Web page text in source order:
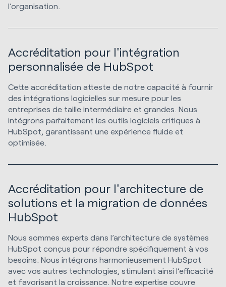
l’organisation.
Accréditation pour l'intégration
personnalisée de HubSpot
Cette accréditation atteste de notre capacité à fournir
des intégrations logicielles sur mesure pour les
entreprises de taille intermédiaire et grandes. Nous
intégrons parfaitement les outils logiciels critiques à
HubSpot, garantissant une expérience fluide et
optimisée.
Accréditation pour l'architecture de
solutions et la migration de données
HubSpot
Nous sommes experts dans l’architecture de systèmes
HubSpot conçus pour répondre spécifiquement à vos
besoins. Nous intégrons harmonieusement HubSpot
avec vos autres technologies, stimulant ainsi l’efficacité
et favorisant la croissance. Notre expertise couvre